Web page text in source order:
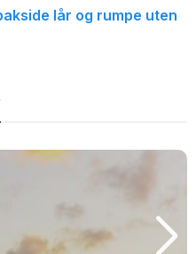
lår og rumpe uten